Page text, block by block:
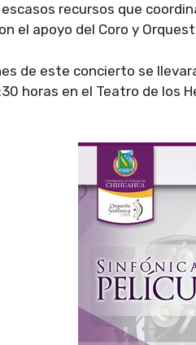
recursos que
el apoyo del Coro y
de este concierto se
horas en el Teatro de los